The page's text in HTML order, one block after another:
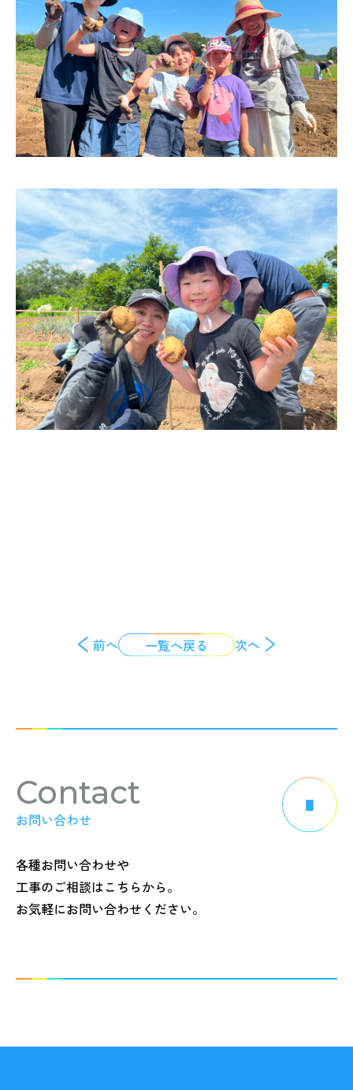
前へ 一覧へ戻る 次へ
Contact
お問い合わせ
各種お問い合わせや
工事のご相談はこちらから。
お気軽にお問い合わせください。